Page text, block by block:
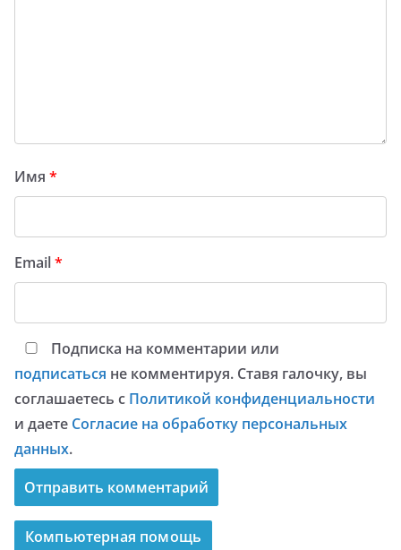
Имя *
Email*
Подписка на комментарии или
подписаться не комментируя. Ставя галочку, вы
соглашаетесь с Политикой конфиденциальности
и даете Согласие на обработку персональных
данных.
Компьютерная помощь